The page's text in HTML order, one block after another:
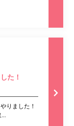
た！
りました！